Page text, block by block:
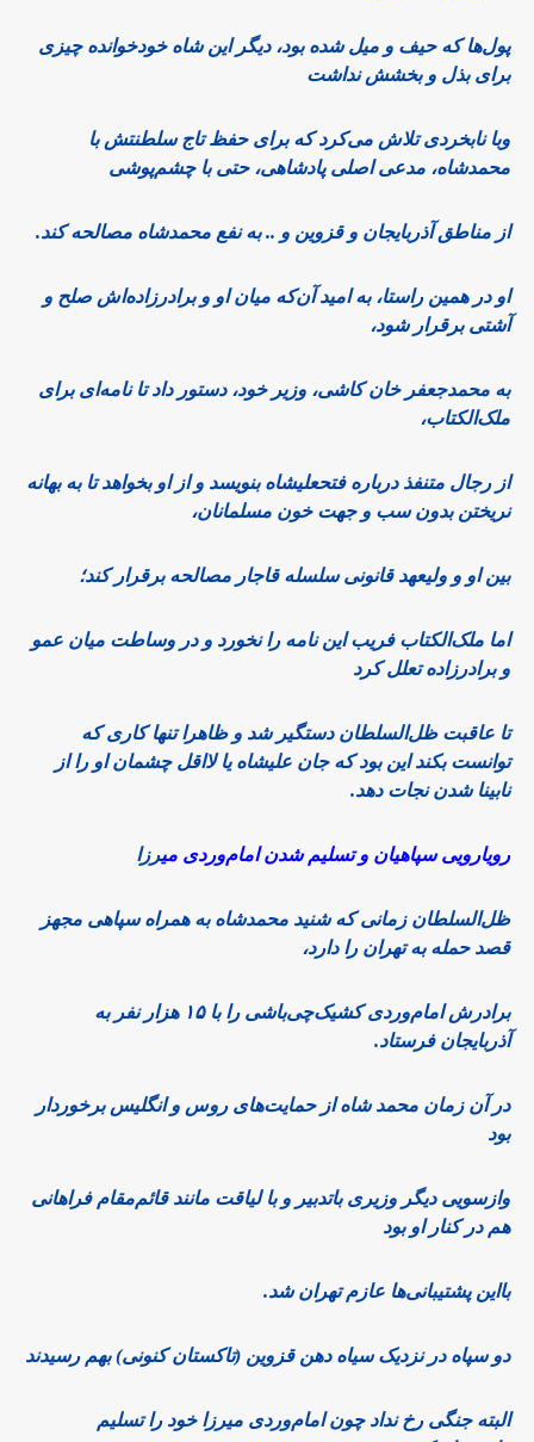
پول‌ها که حیف و میل شده بود، دیگر این شاه خودخوانده چیزی
برای بذل و بخشش نداشت
وبا نابخردی تلاش می‌کرد که برای حفظ تاج سلطنتش با
محمدشاه، مدعی اصلی پادشاهی، حتی با چشم‌پوشی
از مناطق آذربایجان و قزوین و .. به نفع محمدشاه مصالحه کند.
او در همین راستا، به امید آن‌که میان او و برادرزاده‌‌اش صلح و
آشتی برقرار شود،
به محمدجعفر خان کاشی، وزیر خود، دستور داد تا نامه‌ای برای
ملک‌الکتاب،
از رجال متنفذ درباره فتحعلیشاه بنویسد و از او بخواهد تا به بهانه
نریختن بدون سب و جهت خون مسلمانان،
بین او و ولیعهد قانونی سلسله قاجار مصالحه برقرار کند؛
اما ملک‌الکتاب فریب این نامه را نخورد و در وساطت میان عمو
و برادرزاده تعلل کرد
تا عاقبت ظل‌السلطان دستگیر شد و ظاهرا تنها کاری که
توانست بکند این بود که جان علیشاه یا لااقل چشمان او را از
نابینا شدن نجات دهد.
رویارویی سپاهیان و تسلیم شدن امام‌وردی میرزا
ظل‌السلطان زمانی که شنید محمدشاه به همراه سپاهی مجهز
قصد حمله به تهران را دارد،
برادرش امام‌وردی کشیک‌چی‌باشی را با ۱۵ هزار نفر به
آذربایجان فرستاد.
در آن زمان محمد شاه از حمایت‌های روس و انگلیس برخوردار
بود
وازسویی دیگر وزیری باتدبیر و با لیاقت مانند قائم‌مقام فراهانی
هم در کنار او بود
بااین پشتیبانی‌ها عازم تهران شد.
دو سپاه در نزدیک سیاه دهن قزوین (تاکستان کنونی) بهم رسیدند
البته جنگی رخ نداد چون امام‌وردی میرزا خود را تسلیم